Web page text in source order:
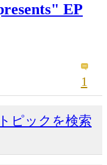
EP
1
ピックを検索